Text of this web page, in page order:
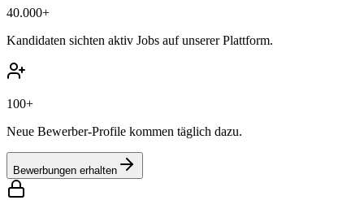
40.000+
Kandidaten sichten aktiv Jobs auf unserer Plattform.
100+
Neue Bewerber-Profile kommen täglich dazu.
Bewerbungen erhalten